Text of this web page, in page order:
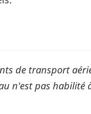
de transport
n'est pas